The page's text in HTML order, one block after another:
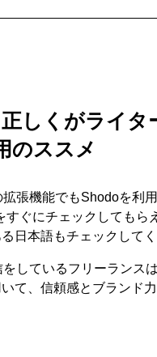
しくがライタ
のススメ
張機能でもShodoを利
すぐにチェックしてもら
日本語もチェックして
しているフリーランス
て、信頼感とブランド